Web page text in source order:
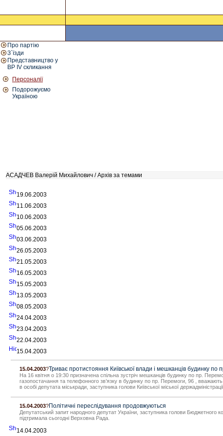
Про партію
З`їзди
Представництво у
ВР IV скликання
Персоналії
Подорожуємо
Україною
АСАДЧЕВ Валерій Михайлович / Архів за темами
19.06.2003
11.06.2003
10.06.2003
05.06.2003
03.06.2003
26.05.2003
21.05.2003
16.05.2003
15.05.2003
13.05.2003
08.05.2003
24.04.2003
23.04.2003
22.04.2003
15.04.2003
15.04.2003?Триває протистояння Київської влади і мешканців будинку по
На 16 квітня о 19:30 призначена спільна зустріч мешканців будинку по пр.
газопостачання та телефонного зв’язку в будинку по пр. Перемоги, 96 , вважають
в особі депутата міськради, заступника голови Київської міської
15.04.2003?Політичні переслідування продовжуються
Депутатський запит народного депутат України, заступника голови Бюджетного
підтримала сьогодні Верховна Рада.
14.04.2003